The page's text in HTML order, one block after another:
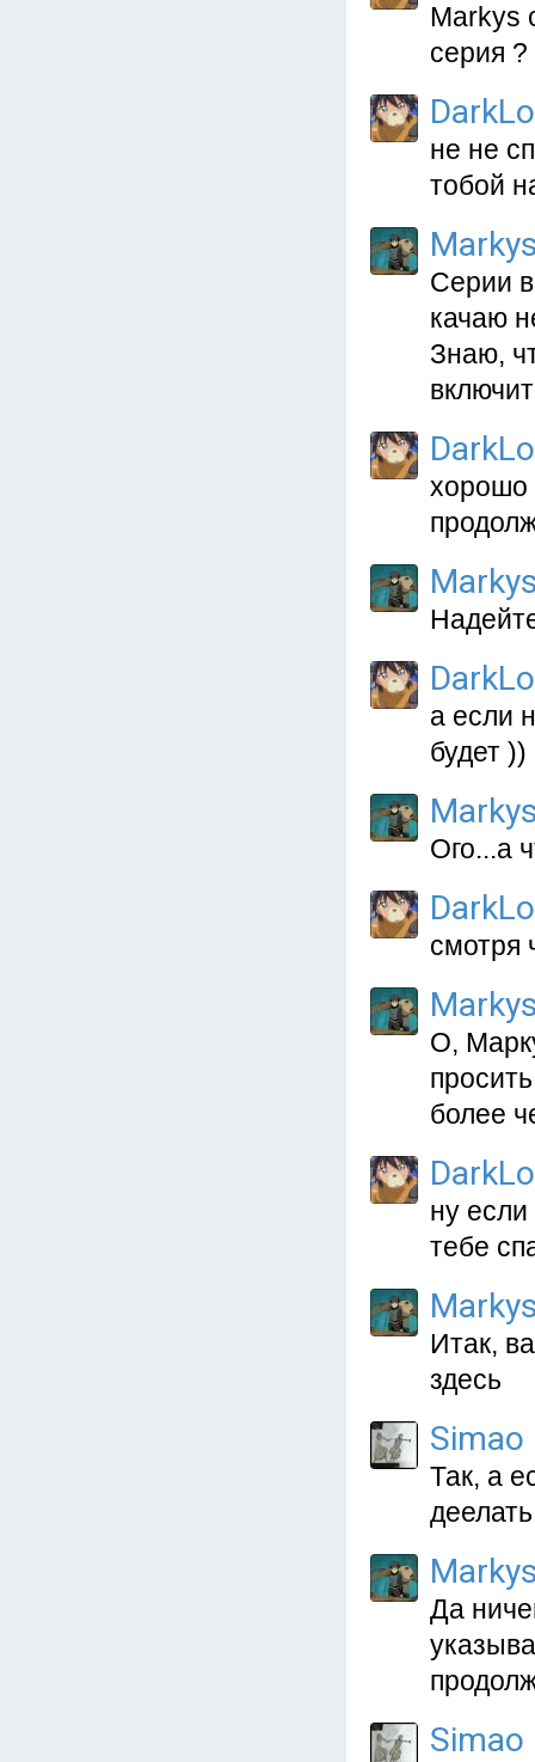
Markys
серия ?
не не
тобой
Серии
качаю
Знаю,
хорошо
а если
будет ))
Ого...а
смотря
О,
более
ну если
тебе
Итак,
здесь
Simao
Так, а
Да
Simao